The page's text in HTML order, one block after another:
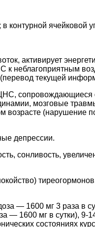
контурной ячейковой
активирует
неблагоприятным
текущей
сопровождающиеся
мозговые
возрасте (нарушение
депрессии.
сонливость,
— 1600 мг 3 раза в
— 1600 мг в сутки), 9-
состояниях